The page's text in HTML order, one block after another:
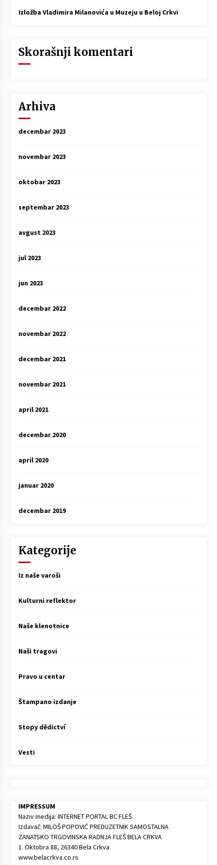
Izložba Vladimira Milanovića u Muzeju u Beloj Crkvi
Skorašnji komentari
Arhiva
decembar 2023
novembar 2023
oktobar 2023
septembar 2023
avgust 2023
jul 2023
jun 2023
decembar 2022
novembar 2022
decembar 2021
novembar 2021
april 2021
decembar 2020
april 2020
januar 2020
decembar 2019
Kategorije
Iz naše varoši
Kulturni reflektor
Naše klenotnice
Naši tragovi
Pravo u centar
Štampano izdanje
Stopy dědictví
Vesti
IMPRESSUM
Naziv medija: INTERNET PORTAL BC FLEŠ
Izdavač: MILOŠ POPOVIĆ PREDUZETNIK SAMOSTALNA
ZANATSKO TRGOVINSKA RADNJA FLEŠ BELA CRKVA
1. Oktobra 88, 26340 Bela Crkva
www.belacrkva.co.rs